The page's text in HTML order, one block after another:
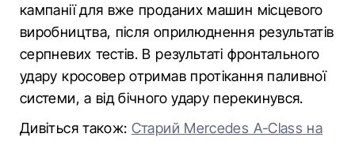
кампанії для вже проданих машин місцевого
виробництва, після оприлюднення результатів
серпневих тестів. В результаті фронтального
удару кросовер отримав протікання паливної
системи, а від бічного удару перекинувся.
Дивіться також: Старий Mercedes A-Class на